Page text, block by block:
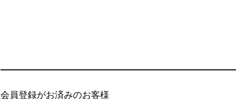
会員登録がお済みのお客様